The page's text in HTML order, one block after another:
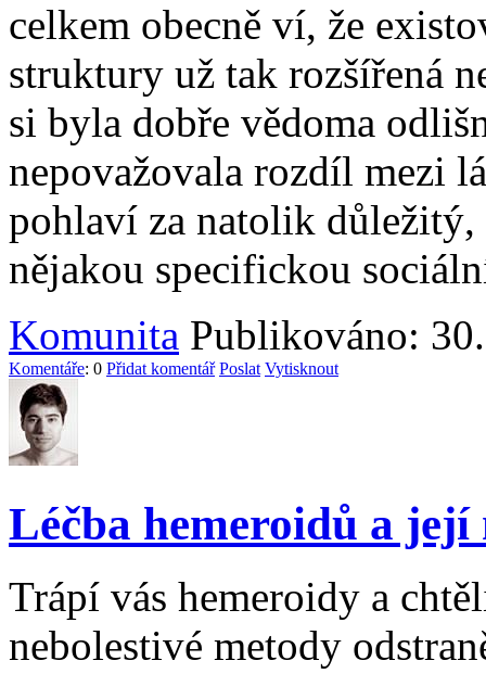
celkem obecně ví, že
struktury už tak rozšířená
si byla dobře vědoma
nepovažovala rozdíl mezi
pohlaví za natolik
nějakou specifickou
Komunita Publikováno:
Komentáře: 0 Přidat komentář Poslat Vytisknout
Léčba hemeroidů a její
Trápí vás hemeroidy a
nebolestivé metody